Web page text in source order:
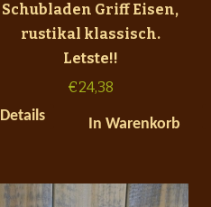
Schubladen Griff Eisen,
rustikal klassisch.
Letste!!
€24,38
Details
In Warenkorb